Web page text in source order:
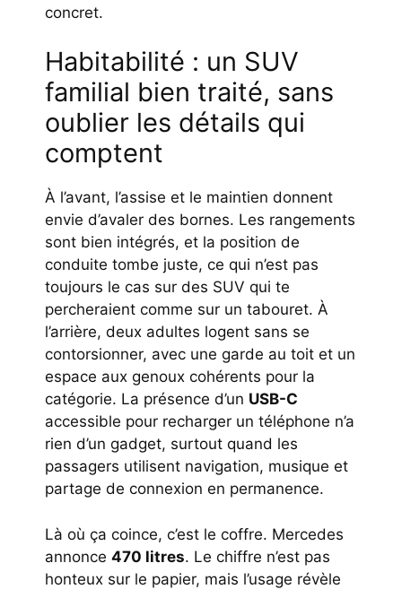
concret.
Habitabilité : un SUV
familial bien traité, sans
oublier les détails qui
comptent
À l’avant, l’assise et le maintien donnent
envie d’avaler des bornes. Les rangements
sont bien intégrés, et la position de
conduite tombe juste, ce qui n’est pas
toujours le cas sur des SUV qui te
percheraient comme sur un tabouret. À
l’arrière, deux adultes logent sans se
contorsionner, avec une garde au toit et un
espace aux genoux cohérents pour la
catégorie. La présence d’un USB-C
accessible pour recharger un téléphone n’a
rien d’un gadget, surtout quand les
passagers utilisent navigation, musique et
partage de connexion en permanence.
Là où ça coince, c’est le coffre. Mercedes
annonce 470 litres. Le chiffre n’est pas
honteux sur le papier, mais l’usage révèle